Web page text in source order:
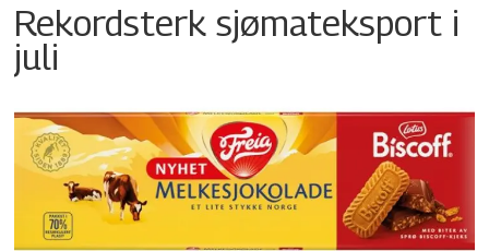
Rekordsterk sjømateksport i
juli